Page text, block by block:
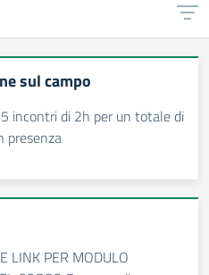
sul campo
incontri di 2h per un totale di
presenza
LINK PER MODULO